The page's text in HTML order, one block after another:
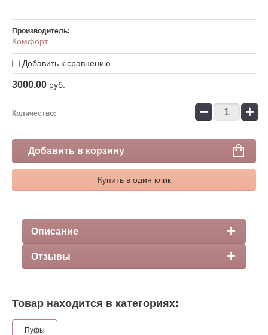
Производитель:
Комфорт
Добавить к сравнению
3000.00 руб.
Количество: − +
Добавить в корзину
Купить в один клик
Описание
Отзывы
Товар находится в категориях:
Пуфы